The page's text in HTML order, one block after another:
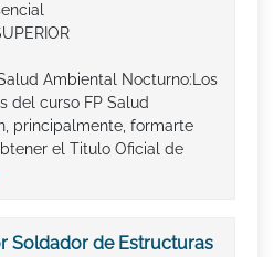
Ambiental Nocturno:Los
del curso FP Salud
principalmente, formarte
el Titulo Oficial de
Soldador de Estructuras